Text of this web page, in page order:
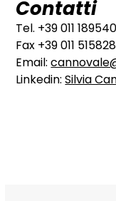
Contatti
Tel. +39 011
Fax +39 011
Email:
Linkedin:Silvia